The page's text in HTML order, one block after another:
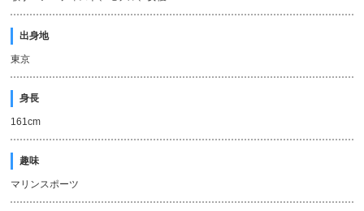
出身地
東京
身長
161cm
趣味
マリンスポーツ